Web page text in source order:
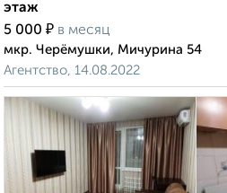
этаж
5 000 ₽ в месяц
мкр. Черёмушки, Мичурина 54
Агентство, 14.08.2022